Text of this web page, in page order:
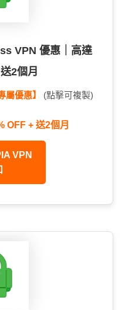
VPN 優惠｜高達
2個月
屬優惠】 (點擊可複製)
OFF + 送2個月
VPN